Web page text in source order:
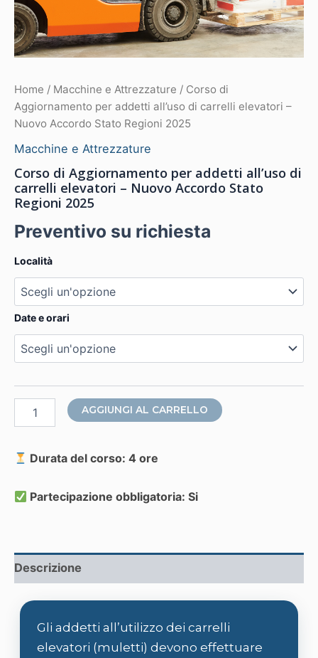
Home / Macchine e Attrezzature / Corso di
Aggiornamento per addetti all’uso di carrelli elevatori –
Nuovo Accordo Stato Regioni 2025
Macchine e Attrezzature
Corso di Aggiornamento per addetti all’uso di
carrelli elevatori – Nuovo Accordo Stato
Regioni 2025
Preventivo su richiesta
Località
Date e orari
addetti
di
carrelli
Accordo
Stato
2025
quantità
AGGIUNGI AL CARRELLO
Durata del corso: 4 ore
Partecipazione obbligatoria: Si
Descrizione
Gli addetti all’utilizzo dei carrelli
elevatori (muletti) devono effettuare